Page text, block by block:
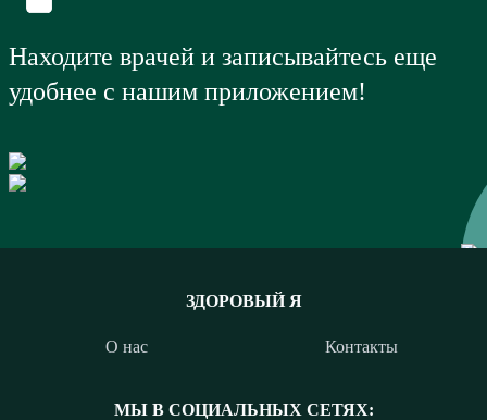
Находите врачей и записывайтесь еще
удобнее с нашим приложением!
ЗДОРОВЫЙ Я
О нас Контакты
МЫ В СОЦИАЛЬНЫХ СЕТЯХ: